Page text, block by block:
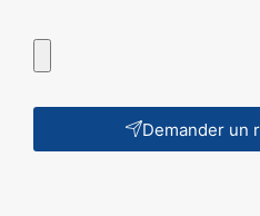
Demander un